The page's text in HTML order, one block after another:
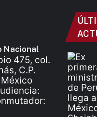
Nacional
475, col.
C.P.